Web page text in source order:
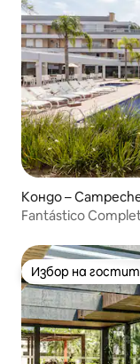
Кондо –
Fantástico
Избор на
Избор на